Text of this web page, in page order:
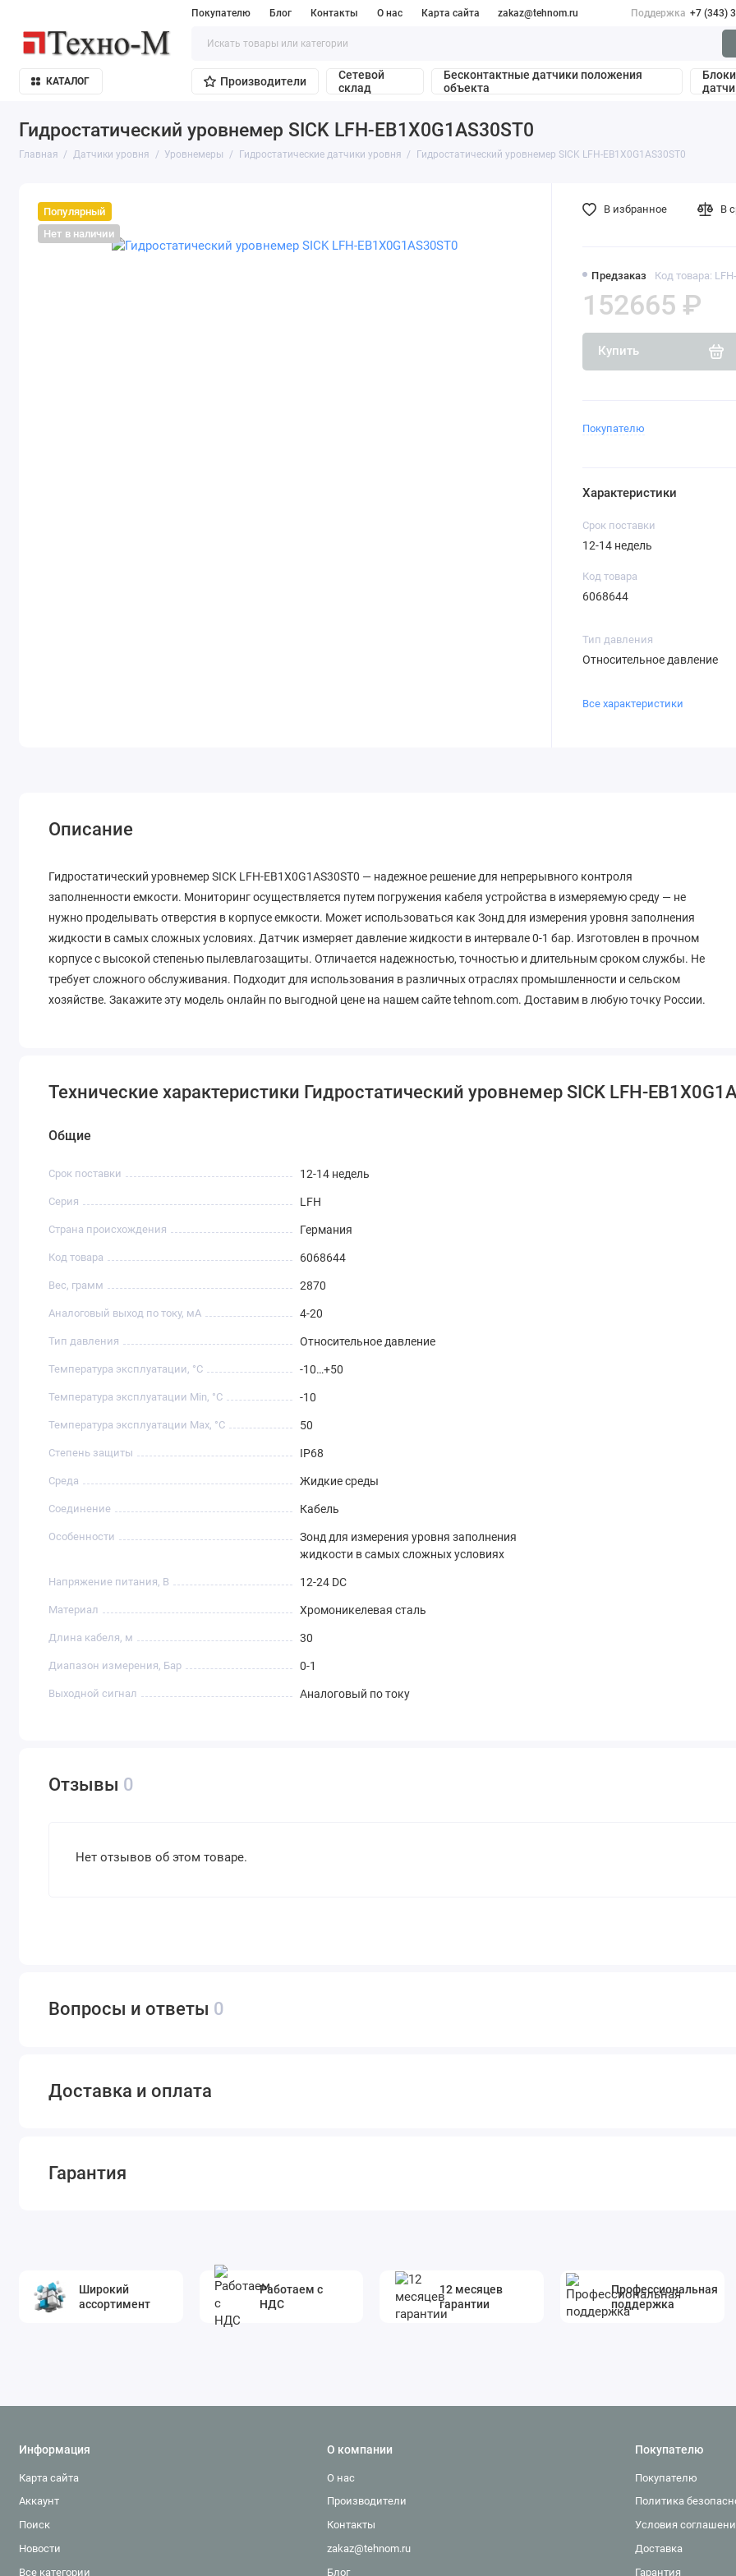
Покупателю Блог Контакты О нас Карта сайта zakaz@tehnom.ru Поддержка +7 (343)
КАТАЛОГ Производители
Сетевой
склад
Бесконтактные датчики положения
объекта
Гидростатический уровнемер SICK LFH-EB1X0G1AS30ST0
Главная Датчики уровня Уровнемеры Гидростатические датчики уровня Гидростатический уровнемер SICK LFH-EB1X0G1AS30ST0
Популярный
Нет в наличии
Предзаказ Код товара:
152665 ₽
Купить
В избранное В
Покупателю
Характеристики
Срок поставки
12-14 недель
Код товара
6068644
Тип давления
Относительное давление
Все характеристики
Описание
Гидростатический уровнемер SICK LFH-EB1X0G1AS30ST0 — надежное решение для непрерывного контроля
заполненности емкости. Мониторинг осуществляется путем погружения кабеля устройства в измеряемую среду — не
нужно проделывать отверстия в корпусе емкости. Может использоваться как Зонд для измерения уровня заполнения
жидкости в самых сложных условиях. Датчик измеряет давление жидкости в интервале 0-1 бар. Изготовлен в прочном
корпусе с высокой степенью пылевлагозащиты. Отличается надежностью, точностью и длительным сроком службы. Не
требует сложного обслуживания. Подходит для использования в различных отраслях промышленности и сельском
хозяйстве. Закажите эту модель онлайн по выгодной цене на нашем сайте tehnom.com. Доставим в любую точку России.
Технические характеристики Гидростатический уровнемер SICK LFH-
Общие
Срок поставки 12-14 недель
Серия LFH
Страна происхождения Германия
Код товара 6068644
Вес, грамм 2870
Аналоговый выход по току, мА 4-20
Тип давления Относительное давление
Температура эксплуатации, °C -10…+50
Температура эксплуатации Min, °C -10
Температура эксплуатации Max, °C 50
Степень защиты IP68
Среда Жидкие среды
Соединение Кабель
Особенности
Зонд для измерения уровня заполнения
жидкости в самых сложных условиях
Напряжение питания, В 12-24 DC
Материал Хромоникелевая сталь
Длина кабеля, м 30
Диапазон измерения, Бар 0-1
Выходной сигнал Аналоговый по току
Отзывы 0
Нет отзывов об этом товаре.
Вопросы и ответы 0
Доставка и оплата
Гарантия
Широкий
ассортимент
Работаем с
НДС
12 месяцев
гарантии
Профессиональная
поддержка
Информация
Карта сайта
Аккаунт
Поиск
Новости
Все категории
О компании
О нас
Производители
Контакты
zakaz@tehnom.ru
Блог
Покупателю
Покупателю
Политика
Условия
Доставка
Гарантия